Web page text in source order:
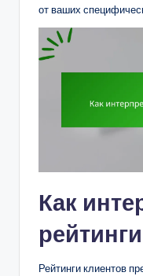
от ваших
Как
Рейтинги клиентов